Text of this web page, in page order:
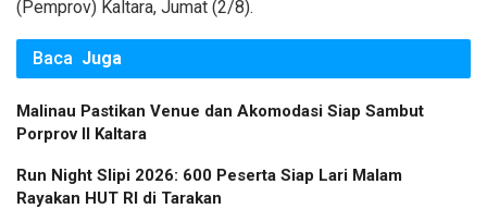
(Pemprov) Kaltara, Jumat (2/8).
Baca Juga
Malinau Pastikan Venue dan Akomodasi Siap Sambut
Porprov II Kaltara
Run Night Slipi 2026: 600 Peserta Siap Lari Malam
Rayakan HUT RI di Tarakan